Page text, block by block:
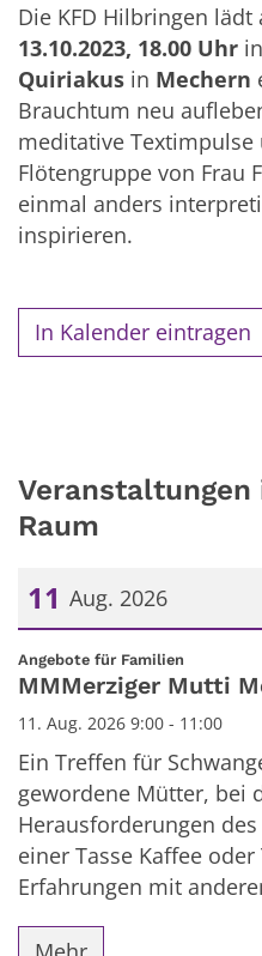
Die KFD Hilbringen lädt
13.10.2023, 18.00 Uhr
Quiriakus in Mechern
Brauchtum neu
meditative
Flötengruppe von Frau
einmal anders
inspirieren.
In Kalender eintragen
Raum
11 Aug. 2026
Datum: 11. August 2026
Angebote für Familien
MMMerziger Mutti
11. Aug. 2026 9:00 - 11:00
Ein Treffen für
gewordene Mütter, bei
Herausforderungen
einer Tasse Kaffee
Erfahrungen mit